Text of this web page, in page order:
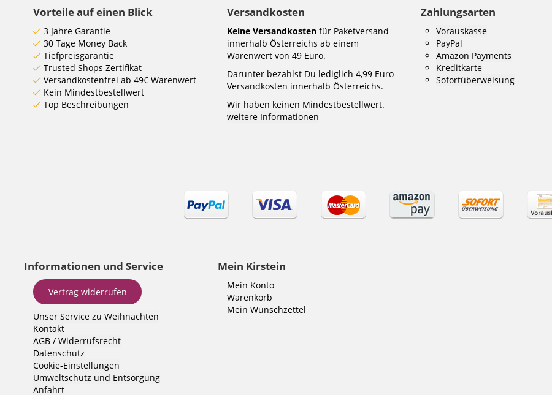
Vorteile auf einen Blick
3 Jahre Garantie
30 Tage Money Back
Tiefpreisgarantie
Trusted Shops Zertifikat
Versandkostenfrei ab 49€ Warenwert
Kein Mindestbestellwert
Top Beschreibungen
Versandkosten
Keine Versandkosten für Paketversand
innerhalb Österreichs ab einem
Warenwert von 49 Euro.
Darunter bezahlst Du lediglich 4,99 Euro
Versandkosten innerhalb Österreichs.
Wir haben keinen Mindestbestellwert.
weitere Informationen
Zahlungsarten
Vorauskasse
PayPal
Amazon Payments
Kreditkarte
Sofortüberweisung
Informationen und Service
Vertrag widerrufen
Unser Service zu Weihnachten
Kontakt
AGB / Widerrufsrecht
Datenschutz
Cookie-Einstellungen
Umweltschutz und Entsorgung
Anfahrt
Mein Kirstein
Mein Konto
Warenkorb
Mein Wunschzettel